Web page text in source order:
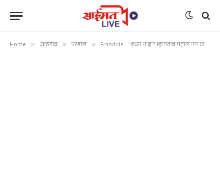
Home » जळगाव » एरंडोल » Erandole : “इंधन नाही” म्हणताच पेट्रोल पंप कर्मचाऱ्यावर चाकू हल्ला